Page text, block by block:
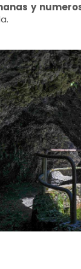
y